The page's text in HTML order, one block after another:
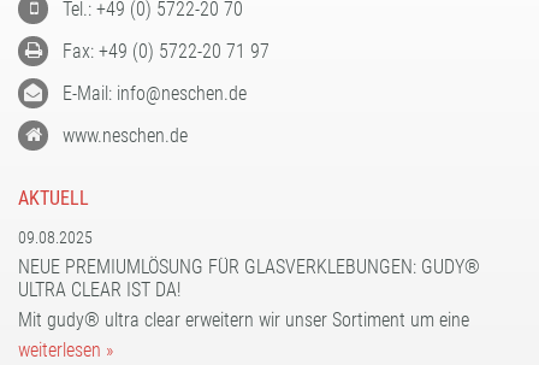
Tel.: +49 (0) 5722-20 70
Fax: +49 (0) 5722-20 71 97
E-Mail: info@neschen.de
www.neschen.de
AKTUELL
09.08.2025
NEUE PREMIUMLÖSUNG FÜR GLASVERKLEBUNGEN: GUDY®
ULTRA CLEAR IST DA!
Mit gudy® ultra clear erweitern wir unser Sortiment um eine
weiterlesen »